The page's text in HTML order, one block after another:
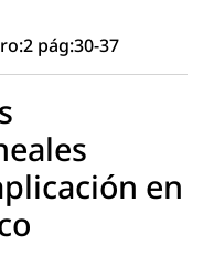
pág:30-37
en